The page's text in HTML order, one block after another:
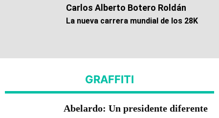
Carlos Alberto Botero Roldán
La nueva carrera mundial de los 28K
GRAFFITI
Abelardo: Un presidente diferente